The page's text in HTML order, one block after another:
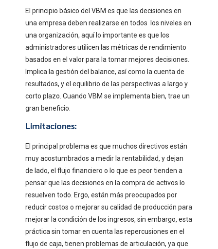
El principio básico del VBM es que las decisiones en
una empresa deben realizarse en todos los niveles en
una organización, aquí lo importante es que los
administradores utilicen las métricas de rendimiento
basados ​​en el valor para la tomar mejores decisiones.
Implica la gestión del balance, así como la cuenta de
resultados, y el equilibrio de las perspectivas a largo y
corto plazo. Cuando VBM se implementa bien, trae un
gran beneficio.
Limitaciones:
El principal problema es que muchos directivos están
muy acostumbrados a medir la rentabilidad, y dejan
de lado, el flujo financiero o lo que es peor tienden a
pensar que las decisiones en la compra de activos lo
resuelven todo. Ergo, están más preocupados por
reducir costos o mejorar su calidad de producción para
mejorar la condición de los ingresos, sin embargo, esta
práctica sin tomar en cuenta las repercusiones en el
flujo de caja, tienen problemas de articulación, ya que